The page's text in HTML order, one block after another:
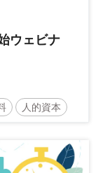
ウェビナ
人的資本